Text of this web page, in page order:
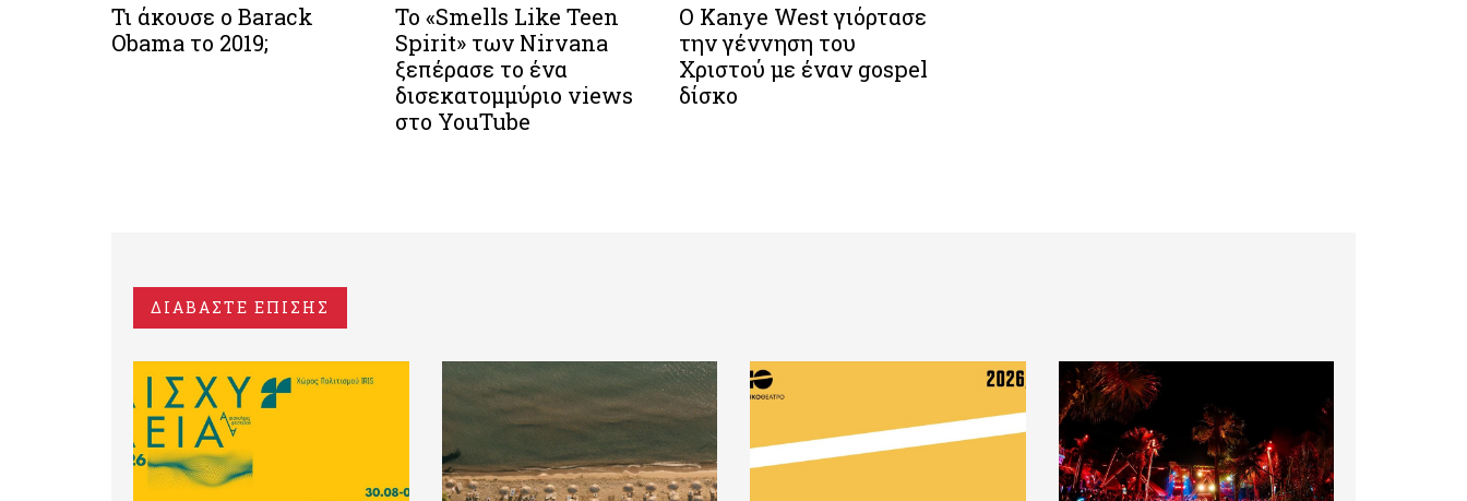
Τι άκουσε ο Barack
Obama το 2019;
Το «Smells Like Teen
Spirit» των Nirvana
ξεπέρασε το ένα
δισεκατομμύριο views
στο YouTube
Ο Kanye West γιόρτασε
την γέννηση του
Χριστού με έναν gospel
δίσκο
ΔΙΑΒΑΣΤΕ ΕΠΙΣΗΣ